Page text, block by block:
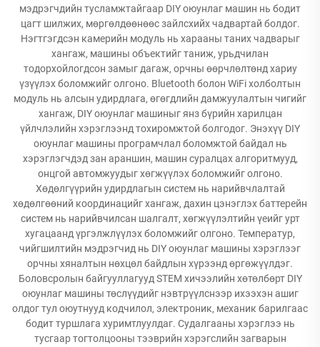
мэдрэгчдийн тусламжтайгаар DIY оюунлаг машин нь бодит
цагт шилжих, мөргөлдөөнөөс зайлсхийх чадвартай болдог.
Нэгтгэгдсэн камерийн модуль нь харааны таних чадварыг
хангаж, машины объектийг таниж, урьдчилан
тодорхойлогдсон замыг дагаж, орчны өөрчлөлтөнд хариу
үзүүлэх боломжийг олгоно. Bluetooth болон WiFi холболтын
модуль нь алсын удирдлага, өгөгдлийн дамжуулалтын чигийг
хангаж, DIY оюунлаг машиныг янз бүрийн харилцан
үйлчлэлийн хэрэглээнд тохиромжтой болгодог. Энэхүү DIY
оюунлаг машины програмчлал боломжтой байдал нь
хэрэглэгчдэд зан араншин, машин суралцах алгоритмууд,
онцгой автомжуудыг хөгжүүлэх боломжийг олгоно.
Хөдөлгүүрийн удирдлагын систем нь нарийвчлалтай
хөдөлгөөний координацийг хангаж, дахин цэнэглэх баттерейн
систем нь нарийвчилсан шалгалт, хөгжүүлэлтийн үеийг урт
хугацаанд үргэлжлүүлэх боломжийг олгоно. Температур,
чийгшилтийн мэдрэгчид нь DIY оюунлаг машины хэрэглээг
орчны хяналтын нөхцөл байдлын хүрээнд өргөжүүлдэг.
Боловсролын байгууллагууд STEM хичээлийн хөтөлбөрт DIY
оюунлаг машины төслүүдийг нэвтрүүлснээр ихээхэн ашиг
олдог тул оюутнууд кодчилол, электроник, механик барилгаас
бодит туршлага хуримтлуулдаг. Судалгааны хэрэглээ нь
тусгаар тогтолцооны тээврийн хэрэгслийн загварын